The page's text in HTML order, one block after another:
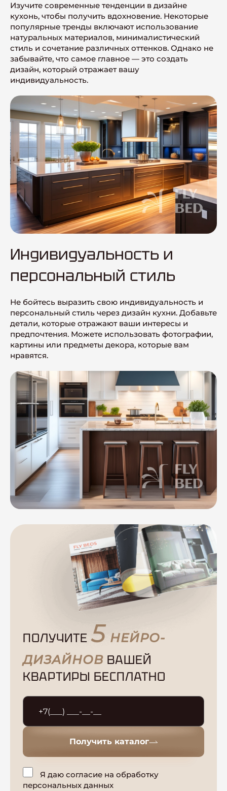
Изучите современные тенденции в дизайне
кухонь, чтобы получить вдохновение. Некоторые
популярные тренды включают использование
натуральных материалов, минималистический
стиль и сочетание различных оттенков. Однако не
забывайте, что самое главное — это создать
дизайн, который отражает вашу
индивидуальность.
Индивидуальность и
персональный стиль
Не бойтесь выразить свою индивидуальность и
персональный стиль через дизайн кухни. Добавьте
детали, которые отражают ваши интересы и
предпочтения. Можете использовать фотографии,
картины или предметы декора, которые вам
нравятся.
ПОЛУЧИТЕ5 НЕЙРО-
ДИЗАЙНОВ ВАШЕЙ
КВАРТИРЫ БЕСПЛАТНО
Получить каталог
Я даю согласие на обработку
персональных данных